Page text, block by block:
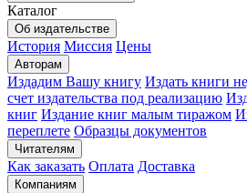
Каталог
Об издательстве
История Миссия Цены
Авторам
Издадим Вашу книгу Издать книги
счет издательства под реализацию
книг Издание книг малым тиражом
переплете Образцы документов
Читателям
Как заказать Оплата Доставка
Компаниям